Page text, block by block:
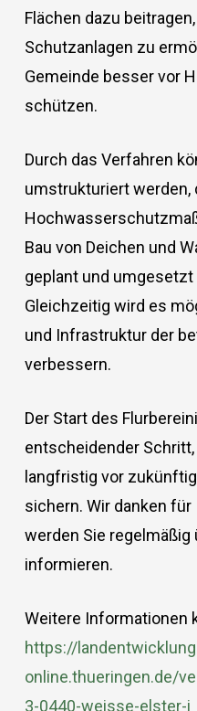
Flächen dazu
Schutzanlagen zu
Gemeinde besser vor
schützen.
Durch das Verfahren
umstrukturiert werden,
Bau von Deichen und
geplant und umgesetzt
Gleichzeitig wird es
und Infrastruktur der
verbessern.
Der Start des
entscheidender
langfristig vor
sichern. Wir danken
werden Sie
informieren.
Weitere Informationen
https://
online.thueringen.de/
3-0440-weisse-elster-i